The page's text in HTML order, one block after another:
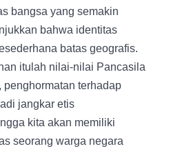
bangsa yang semakin
bahwa identitas
batas geografis.
itulah nilai-nilai Pancasila
terhadap
jangkar etis
kita akan memiliki
seorang warga negara